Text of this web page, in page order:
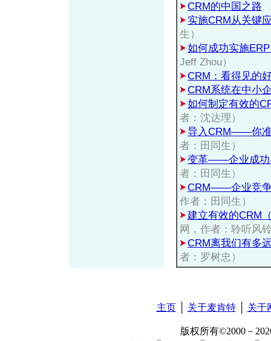
CRM的中国之路
实施CRM从关键
生）
如何成功实施
Jeff Zhou）
CRM：看得见的
CRM系统在中小
如何制定有效的
者：沈达理）
导入CRM——你
者：田同生）
变革——企业成功
者：田同生）
CRM——企业竞
作者：田同生）
建立有效的CRM
网，作者：聆听风
CRM离我们有多
者：罗树忠）
主页│ 关于麦肯特│ 关于
版权所有©2000－